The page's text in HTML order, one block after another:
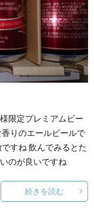
限定プレミアムビー
りのエールビールで
すね 飲んでみるとた
のが良いですね
続きを読む